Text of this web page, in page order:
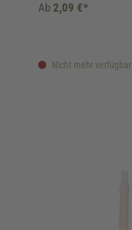
Nicht mehr verfügbar
Ab 2,09 €*